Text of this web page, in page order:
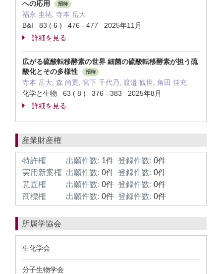
への応用
招待
福永 圭祐, 寺本 岳大
B&I 83 ( 6 ) 476 - 477 2025年11月
詳細を見る
広がる硫酸転移酵素の世界 細菌の硫酸転移酵素が担う硫
酸化とその多様性
招待
寺本 岳大, 森 尚寛, 宮下 千代乃, 渡邉 観世, 角田 佳充
化学と生物 63 ( 8 ) 376 - 383 2025年8月
詳細を見る
産業財産権
特許権 出願件数: 1件 登録件数: 0件
実用新案権 出願件数: 0件 登録件数: 0件
意匠権
出願件数: 0件 登録件数: 0件
商標権
出願件数: 0件 登録件数: 0件
所属学協会
生化学会
分子生物学会